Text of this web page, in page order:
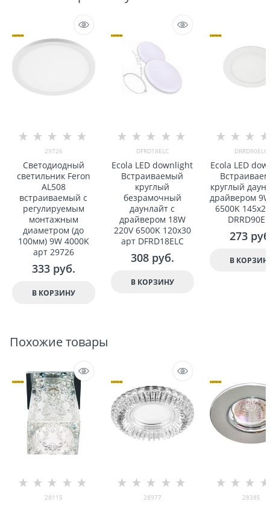
29726
Светодиодный
светильник Feron
AL508
встраиваемый с
регулируемым
монтажным
диаметром (до
100мм) 9W 4000K
арт 29726
333 руб.
В КОРЗИНУ
DFRD18ELC
Ecola LED downlight
Встраиваемый
круглый
безрамочный
даунлайт с
драйвером 18W
220V 6500K 120x30
арт DFRD18ELC
308 руб.
В КОРЗИНУ
DRRD90ELC
Ecola LED
круглый
драйвером
6500K
273
В
Похожие товары
28115 28977 28385